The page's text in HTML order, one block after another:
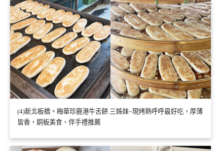
(4)新北板橋。梅華珍鹿港牛舌餅.三姊妹~現烤熱呼呼最好吃，厚薄
皆香，銅板美食、伴手禮推薦